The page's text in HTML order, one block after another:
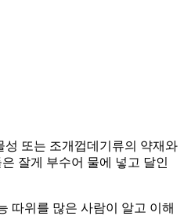
성 또는 조개껍데기류의 약재와
잘게 부수어 물에 넣고 달인
따위를 많은 사람이 알고 이해